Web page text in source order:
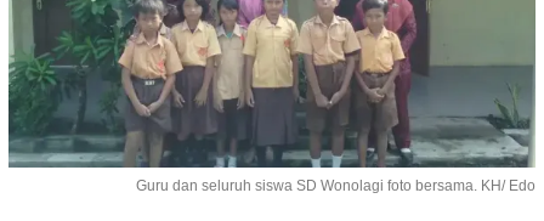
Guru dan seluruh siswa SD Wonolagi foto bersama. KH/ Edo